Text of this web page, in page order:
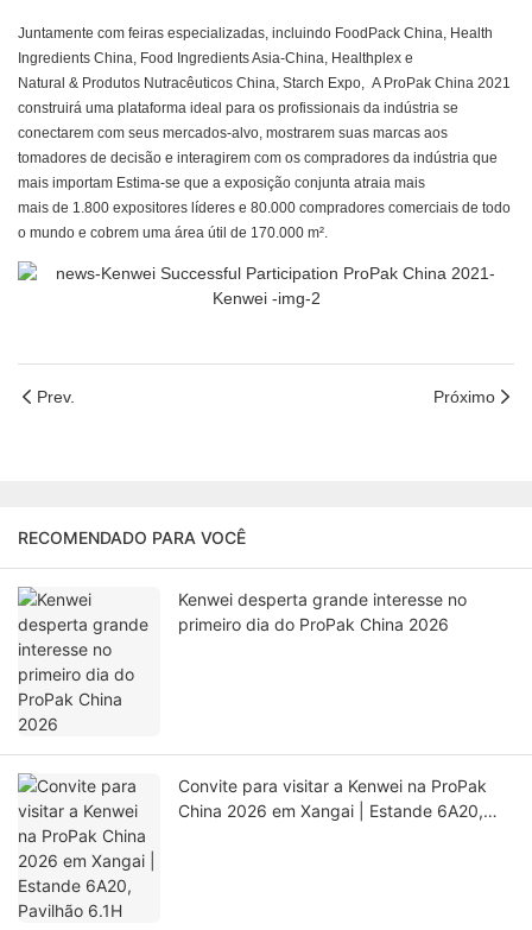
Juntamente com feiras especializadas, incluindo FoodPack China, Health
Ingredients China, Food Ingredients Asia-China, Healthplex e
Natural & Produtos Nutracêuticos China, Starch Expo, A ProPak China 2021
construirá uma plataforma ideal para os profissionais da indústria se
conectarem com seus mercados-alvo, mostrarem suas marcas aos
tomadores de decisão e interagirem com os compradores da indústria que
mais importam Estima-se que a exposição conjunta atraia mais
mais de 1.800 expositores líderes e 80.000 compradores comerciais de todo
o mundo e cobrem uma área útil de 170.000 m².
Prev. Próximo
RECOMENDADO PARA VOCÊ
Kenwei desperta grande interesse no
primeiro dia do ProPak China 2026
Convite para visitar a Kenwei na ProPak
China 2026 em Xangai | Estande 6A20,